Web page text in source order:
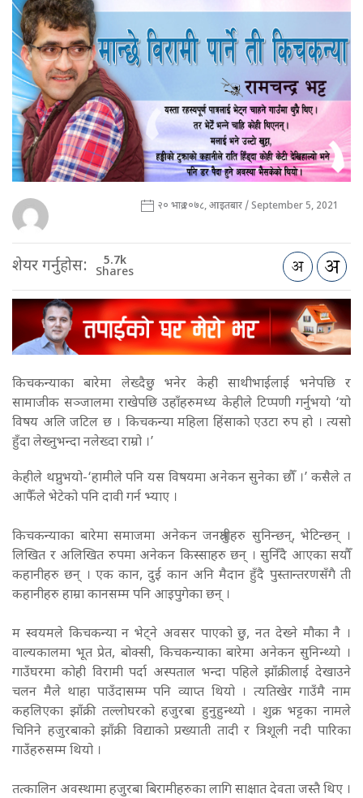
२० भाद्र २०७८, आइतबार / September 5, 2021
शेयर गर्नुहोस: 5.7k
Shares
किचकन्याका बारेमा लेख्दैछु भनेर केही साथीभाईलाई भनेपछि र
सामाजीक सञ्जालमा राखेपछि उहाँहरुमध्य केहीले टिप्पणी गर्नुभयो­ ‘यो
विषय अलि जटिल छ । किचकन्या महिला हिंसाको एउटा रुप हो । त्यसो
हुँदा लेख्नुभन्दा नलेख्दा राम्रो ।’
केहीले थप्नुभयो-‘हामीले पनि यस विषयमा अनेकन सुनेका छौँ ।’ कसैले त
आफैँले भेटेको पनि दावी गर्न भ्याए ।
किचकन्याका बारेमा समाजमा अनेकन जनश्रुतीहरु सुनिन्छन्, भेटिन्छन् ।
लिखित र अलिखित रुपमा अनेकन किस्साहरु छन् । सुनिँदै आएका सयौँ
कहानीहरु छन् । एक कान, दुई कान अनि मैदान हुँदै पुस्तान्तरणसँगै ती
कहानीहरु हाम्रा कानसम्म पनि आइपुगेका छन् ।
म स्वयमले किचकन्या न भेट्ने अवसर पाएको छु, नत देख्ने मौका नै ।
वाल्यकालमा भूत प्रेत, बोक्सी, किचकन्याका बारेमा अनेकन सुनिन्थ्यो ।
गाउँघरमा कोही विरामी पर्दा अस्पताल भन्दा पहिले झाँक्रीलाई देखाउने
चलन मैले थाहा पाउँदासम्म पनि व्याप्त थियो । त्यतिखेर गाउँमै नाम
कहलिएका झाँक्री तल्लोघरको हजुरबा हुनुहुन्थ्यो । शुक्र भट्टका नामले
चिनिने हजुरबाको झाँक्री विद्याको प्रख्याती तादी र त्रिशूली नदी पारिका
गाउँहरुसम्म थियो ।
तत्कालिन अवस्थामा हजुरबा बिरामीहरुका लागि साक्षात देवता जस्तै थिए ।